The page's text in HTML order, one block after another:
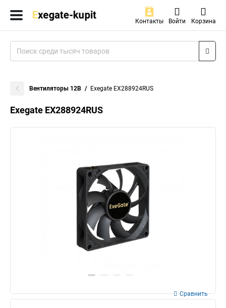
Контакты Войти Корзина
Вентиляторы 12В Exegate EX288924RUS
Exegate EX288924RUS
Сравнить